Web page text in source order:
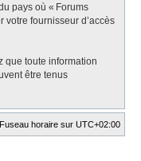
pays où « Forums
fournisseur d’accès
que toute information
être tenus
Fuseau horaire sur UTC+02:00